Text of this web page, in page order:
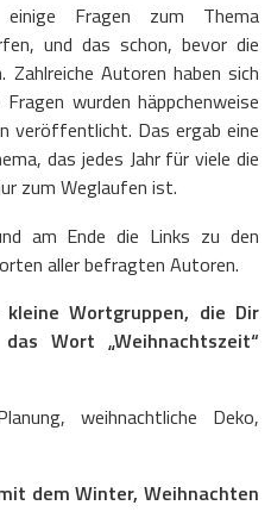
Fragen zum Thema
und das schon, bevor die
Autoren haben sich
wurden häppchenweise
veröffentlicht. Das ergab eine
das jedes Jahr für viele die
zum Weglaufen ist.
am Ende die Links zu den
aller befragten Autoren.
Wortgruppen, die Dir
Wort „Weihnachtszeit“
weihnachtliche Deko,
dem Winter, Weihnachten